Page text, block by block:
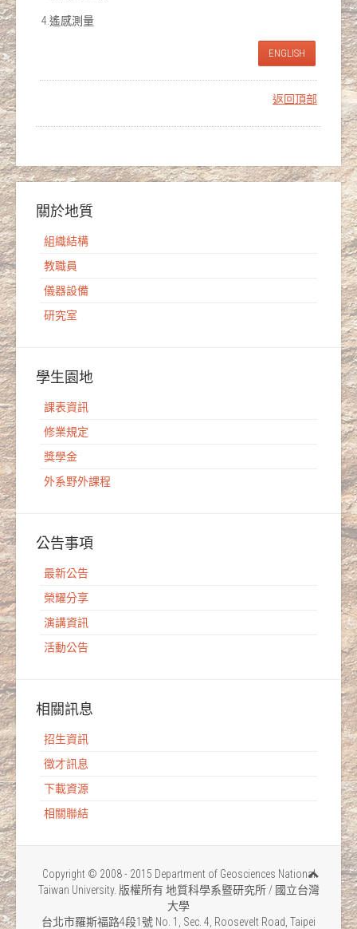
4.遙感測量
ENGLISH
返回頂部
關於地質
組織結構
教職員
儀器設備
研究室
學生園地
課表資訊
修業規定
獎學金
外系野外課程
公告事項
最新公告
榮耀分享
演講資訊
活動公告
相關訊息
招生資訊
徵才訊息
下載資源
相關聯結
Copyright © 2008 - 2015 Department of Geosciences National
Taiwan University. 版權所有 地質科學系暨研究所 / 國立台灣
大學
台北市羅斯福路4段1號 No. 1, Sec. 4, Roosevelt Road, Taipei